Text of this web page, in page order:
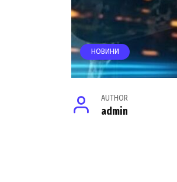
НОВИНИ
AUTHOR
admin